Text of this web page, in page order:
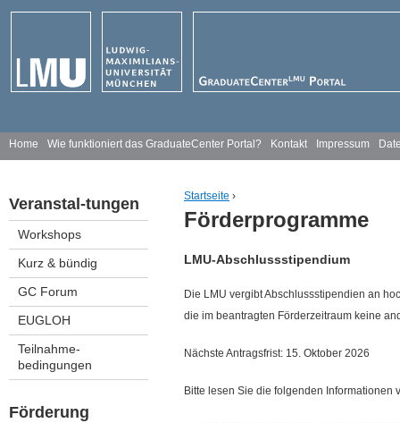
Jump to navigation
Veranstal-tungen
Workshops
Kurz & bündig
GC Forum
EUGLOH
Teilnahme-
bedingungen
Förderung
You are here
Startseite ›
Förderprogramme
LMU-Abschlussstipendium
Die LMU vergibt Abschlussstipendien an
die im beantragten Förderzeitraum keine
Nächste Antragsfrist: 15. Oktober 2026
Bitte lesen Sie die folgenden Informationen
H
u
t
m
e
ü
Home Wie funktioniert das GraduateCenter Portal? Kontakt Impressum